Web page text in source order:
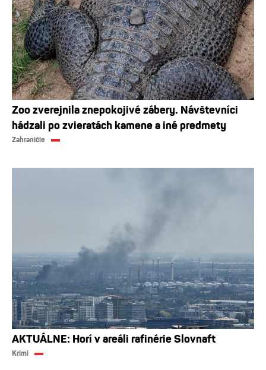
Zoo zverejnila znepokojivé zábery. Návštevníci
hádzali po zvieratách kamene a iné predmety
Zahraničie
AKTUÁLNE: Horí v areáli rafinérie Slovnaft
Krimi